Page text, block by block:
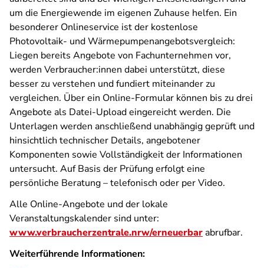
um die Energiewende im eigenen Zuhause helfen. Ein
besonderer Onlineservice ist der kostenlose
Photovoltaik- und Wärmepumpenangebotsvergleich:
Liegen bereits Angebote von Fachunternehmen vor,
werden Verbraucher:innen dabei unterstützt, diese
besser zu verstehen und fundiert miteinander zu
vergleichen. Über ein Online-Formular können bis zu drei
Angebote als Datei-Upload eingereicht werden. Die
Unterlagen werden anschließend unabhängig geprüft und
hinsichtlich technischer Details, angebotener
Komponenten sowie Vollständigkeit der Informationen
untersucht. Auf Basis der Prüfung erfolgt eine
persönliche Beratung – telefonisch oder per Video.
Alle Online-Angebote und der lokale
Veranstaltungskalender sind unter:
www.verbraucherzentrale.nrw/erneuerbarabrufbar.
Weiterführende Informationen: